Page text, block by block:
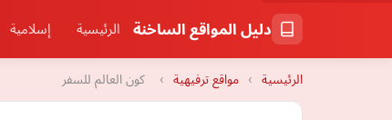
دليل المواقع الساخنة الرئيسية إسلامية
الرئيسية › مواقع ترفيهية › كون العالم للسفر